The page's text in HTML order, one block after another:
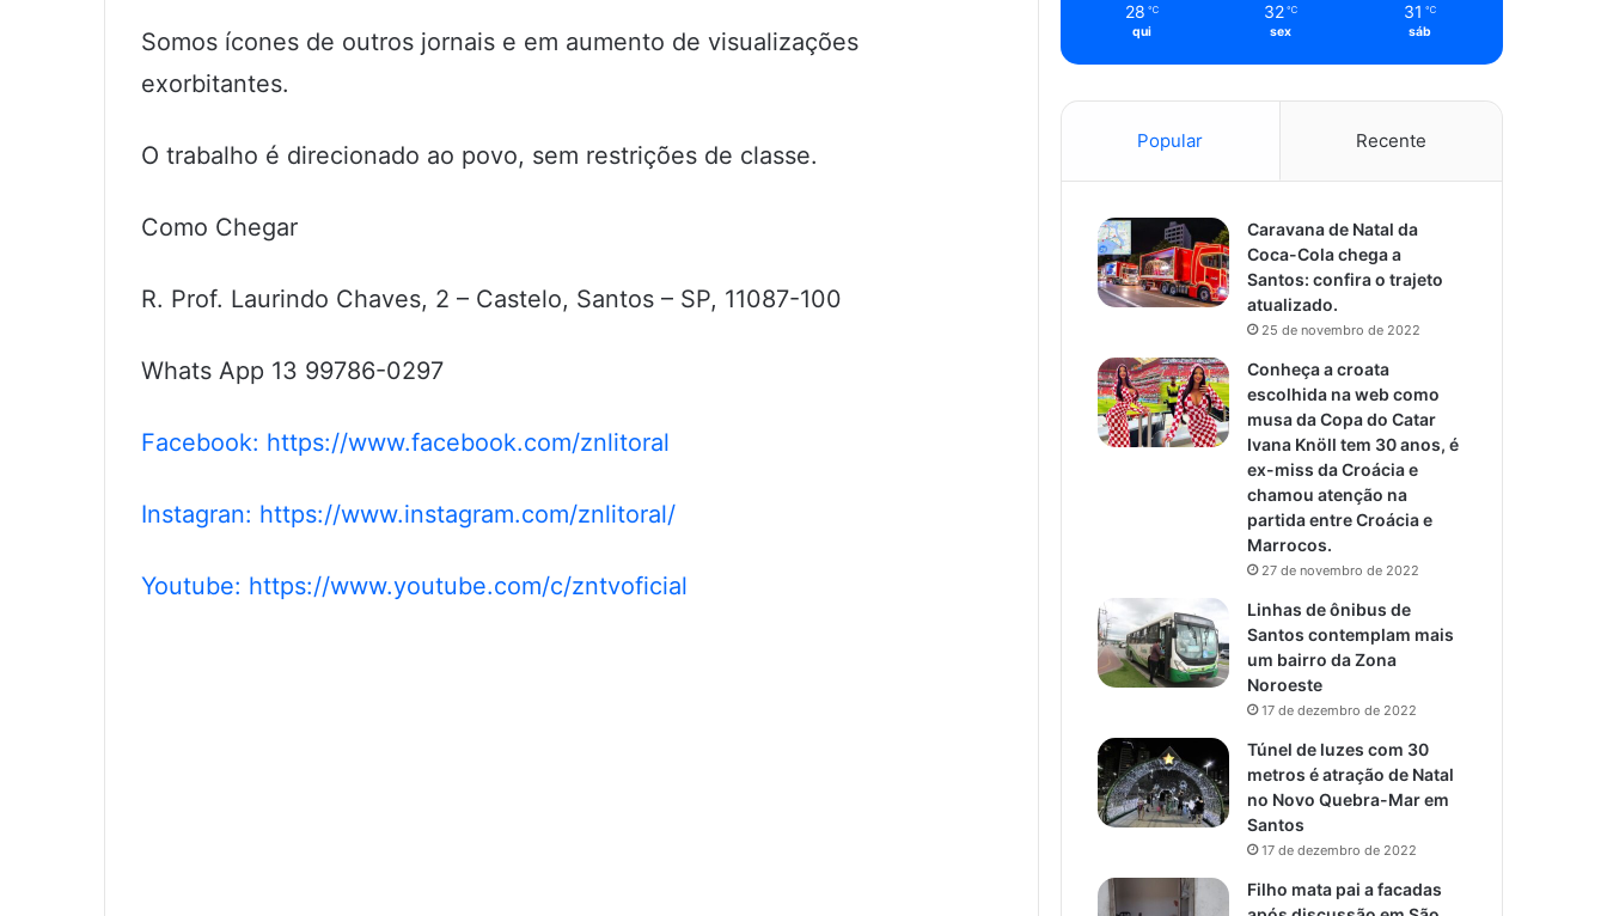
Somos ícones de outros jornais e em aumento de visualizações
exorbitantes.
O trabalho é direcionado ao povo, sem restrições de classe.
Como Chegar
R. Prof. Laurindo Chaves, 2 – Castelo, Santos – SP, 11087-100
Whats App 13 99786-0297
Facebook: https://www.facebook.com/znlitoral
Instagran: https://www.instagram.com/znlitoral/
Youtube: https://www.youtube.com/c/zntvoficial
28 ℃
qui
32 ℃
sex
31 ℃
sáb
Popular Recente
Caravana de Natal da
Coca-Cola chega a
Santos: confira o trajeto
atualizado.
25 de novembro de 2022
Conheça a croata
escolhida na web como
musa da Copa do Catar
Ivana Knöll tem 30 anos, é
ex-miss da Croácia e
chamou atenção na
partida entre Croácia e
Marrocos.
27 de novembro de 2022
Linhas de ônibus de
Santos contemplam mais
um bairro da Zona
Noroeste
17 de dezembro de 2022
Túnel de luzes com 30
metros é atração de Natal
no Novo Quebra-Mar em
Santos
17 de dezembro de 2022
Filho mata pai a facadas